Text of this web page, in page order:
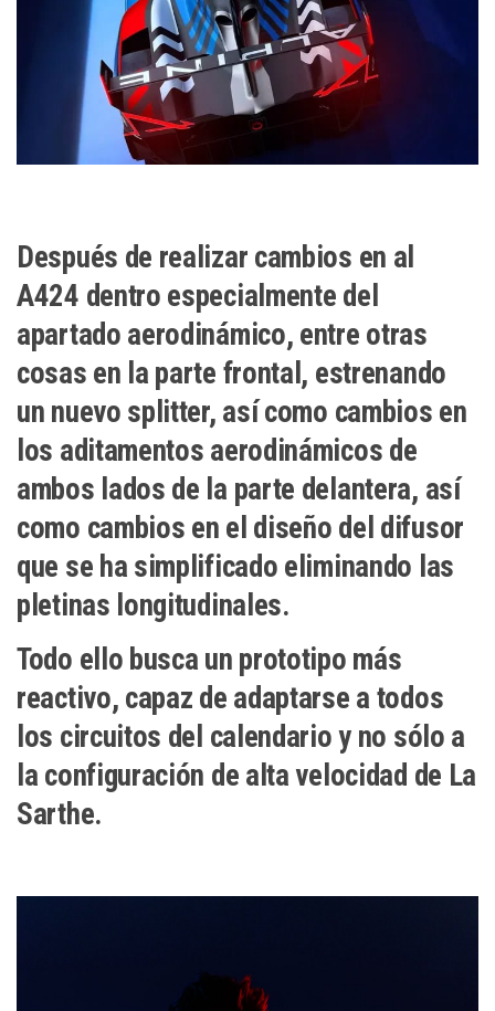
Después de realizar cambios en al
A424 dentro especialmente del
apartado aerodinámico, entre otras
cosas en la parte frontal, estrenando
un nuevo splitter, así como cambios en
los aditamentos aerodinámicos de
ambos lados de la parte delantera, así
como cambios en el diseño del difusor
que se ha simplificado eliminando las
pletinas longitudinales.
Todo ello busca un prototipo más
reactivo, capaz de adaptarse a todos
los circuitos del calendario y no sólo a
la configuración de alta velocidad de La
Sarthe.